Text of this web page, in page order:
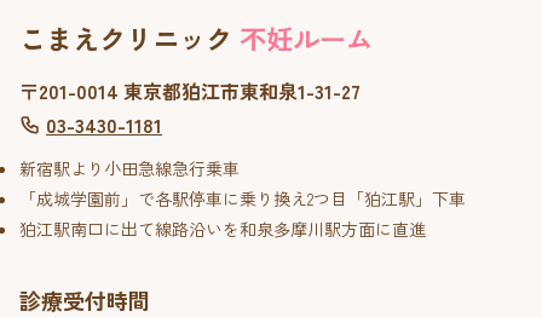
こまえクリニック 不妊ルーム
〒201-0014 東京都狛江市東和泉1-31-27
03-3430-1181
新宿駅より小田急線急行乗車
「成城学園前」で各駅停車に乗り換え2つ目「狛江駅」下車
狛江駅南口に出て線路沿いを和泉多摩川駅方面に直進
診療受付時間